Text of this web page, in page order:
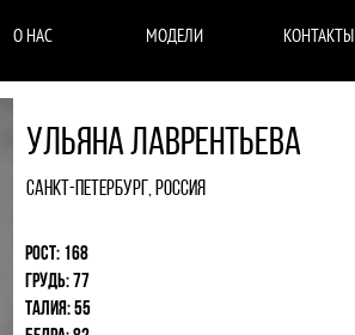
О НАС МОДЕЛИ КОНТАКТЫ
Ульяна Лаврентьева
Санкт-Петербург, Россия
Рост: 168
Грудь: 77
Талия: 55